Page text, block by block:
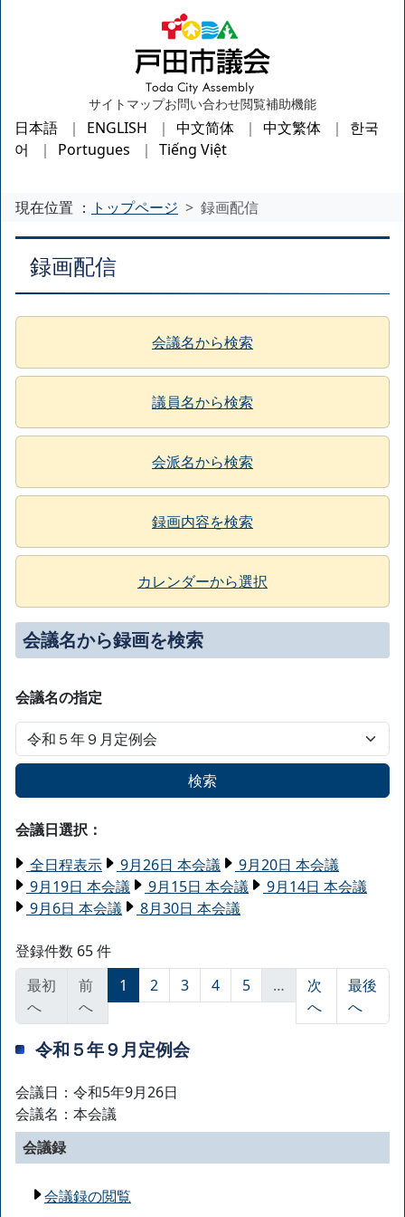
サイトマップお問い合わせ閲覧補助機能
日本語 ENGLISH 中文简体 中文繁体
한국
어
Portugues Tiếng Việt
現在位置 ： トップページ 録画配信
録画配信
会議名から検索
議員名から検索
会派名から検索
録画内容を検索
カレンダーから選択
会議名から録画を検索
会議名の指定
検索
会議日選択：
全日程表示
9月26日 本会議
9月20日 本会議
9月19日 本会議
9月15日 本会議
9月14日 本会議
9月6日 本会議
8月30日 本会議
登録件数 65 件
最初
へ
前
へ
1 2 3 4 5 …
次
へ
最後
へ
令和５年９月定例会
会議日：令和5年9月26日
会議名：本会議
会議録
会議録の閲覧